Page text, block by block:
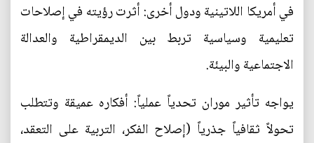
في أمريكا اللاتينية ودول أخرى: أثرت رؤيته في إصلاحات
تعليمية وسياسية تربط بين الديمقراطية والعدالة
الاجتماعية والبيئة.
يواجه تأثير موران تحدياً عملياً: أفكاره عميقة وتتطلب
تحولاً ثقافياً جذرياً (إصلاح الفكر، التربية على التعقد،